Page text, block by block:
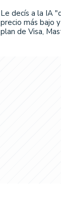
Le decís a la IA
precio más bajo
plan de Visa,